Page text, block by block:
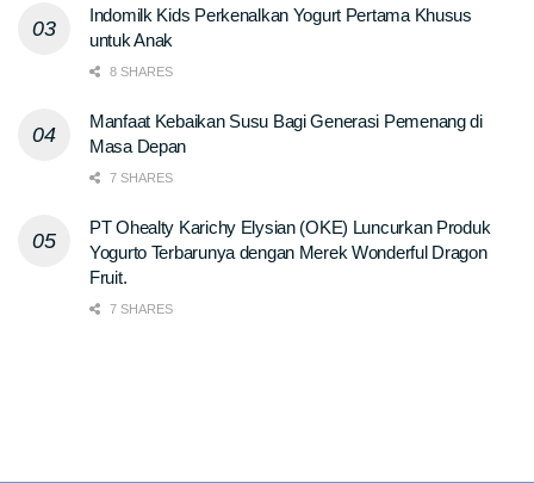
Indomilk Kids Perkenalkan Yogurt Pertama Khusus
untuk Anak
8 SHARES
Manfaat Kebaikan Susu Bagi Generasi Pemenang di
Masa Depan
7 SHARES
PT Ohealty Karichy Elysian (OKE) Luncurkan Produk
Yogurto Terbarunya dengan Merek Wonderful Dragon
Fruit.
7 SHARES